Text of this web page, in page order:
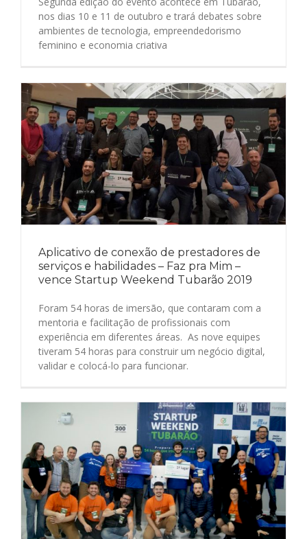
nos dias 10 e 11 de outubro e trará debates sobre
ambientes de tecnologia, empreendedorismo
feminino e economia criativa
Aplicativo de conexão de prestadores de
serviços e habilidades – Faz pra Mim –
vence Startup Weekend Tubarão 2019
Foram 54 horas de imersão, que contaram com a
mentoria e facilitação de profissionais com
experiência em diferentes áreas. As nove equipes
tiveram 54 horas para construir um negócio digital,
validar e colocá-lo para funcionar.